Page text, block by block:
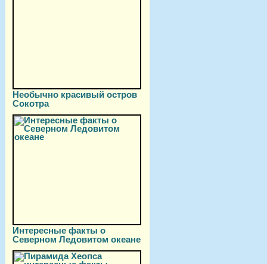
Необычно красивый остров
Сокотра
Интересные факты о
Северном Ледовитом океане